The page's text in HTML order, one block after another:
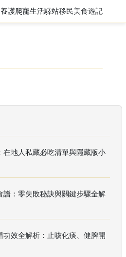
護爬寵生活驛站移民美食遊記
在地人私藏必吃清單與隱藏版小
譜：零失敗秘訣與關鍵步驟全解
功效全解析：止咳化痰、健脾開